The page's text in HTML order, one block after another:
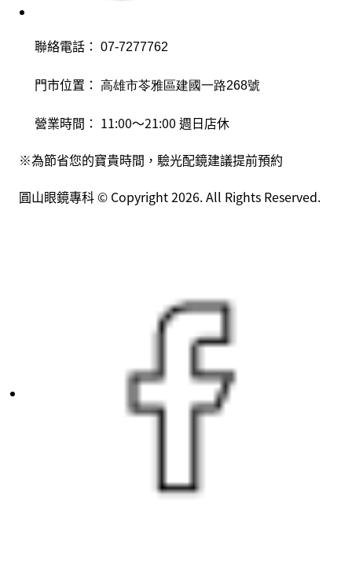
聯絡電話： 07-7277762
門市位置： 高雄市苓雅區建國一路268號
營業時間： 11:00～21:00 週日店休
※為節省您的寶貴時間，驗光配鏡建議提前預約
圓山眼鏡專科 © Copyright2026. All Rights Reserved.